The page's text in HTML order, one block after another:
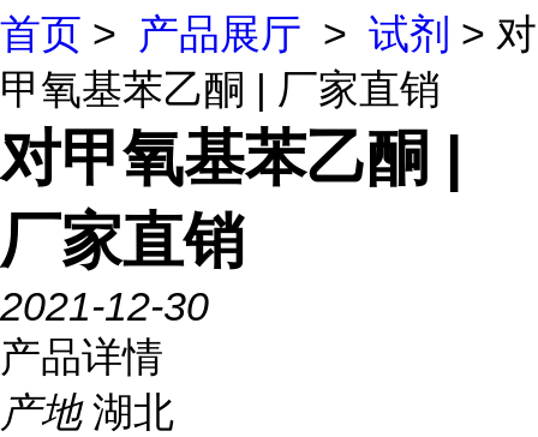
首页 > 产品展厅 > 试剂 > 对
甲氧基苯乙酮 | 厂家直销
对甲氧基苯乙酮 |
厂家直销
2021-12-30
产品详情
产地 湖北